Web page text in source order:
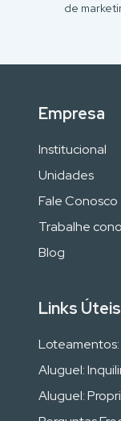
de
Empresa
Institucional
Unidades
Fale Conosco
Trabalhe
Blog
Links Úteis
Loteamentos:
Aluguel:
Aluguel: